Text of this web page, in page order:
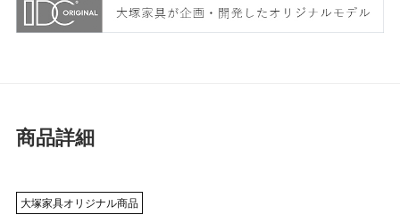
商品詳細
大塚家具オリジナル商品